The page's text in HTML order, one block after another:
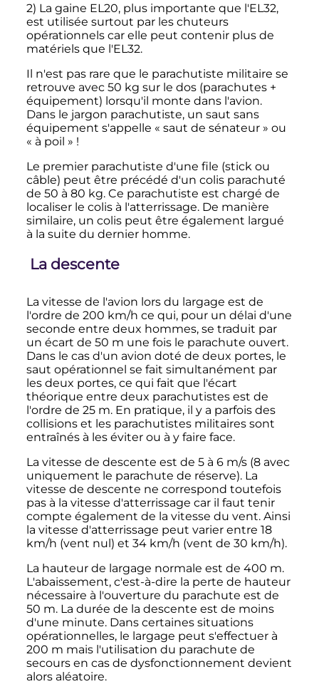
2) La gaine EL20, plus importante que l'EL32,
est utilisée surtout par les chuteurs
opérationnels car elle peut contenir plus de
matériels que l'EL32.
Il n'est pas rare que le parachutiste militaire se
retrouve avec 50 kg sur le dos (parachutes +
équipement) lorsqu'il monte dans l'avion.
Dans le jargon parachutiste, un saut sans
équipement s'appelle « saut de sénateur » ou
« à poil » !
Le premier parachutiste d'une file (stick ou
câble) peut être précédé d'un colis parachuté
de 50 à 80 kg. Ce parachutiste est chargé de
localiser le colis à l'atterrissage. De manière
similaire, un colis peut être également largué
à la suite du dernier homme.
La descente
La vitesse de l'avion lors du largage est de
l'ordre de 200 km/h ce qui, pour un délai d'une
seconde entre deux hommes, se traduit par
un écart de 50 m une fois le parachute ouvert.
Dans le cas d'un avion doté de deux portes, le
saut opérationnel se fait simultanément par
les deux portes, ce qui fait que l'écart
théorique entre deux parachutistes est de
l'ordre de 25 m. En pratique, il y a parfois des
collisions et les parachutistes militaires sont
entraînés à les éviter ou à y faire face.
La vitesse de descente est de 5 à 6 m/s(8 avec
uniquement le parachute de réserve). La
vitesse de descente ne correspond toutefois
pas à la vitesse d'atterrissage car il faut tenir
compte également de la vitesse du vent. Ainsi
la vitesse d'atterrissage peut varier entre 18
km/h (vent nul) et 34 km/h (vent de 30 km/h).
La hauteur de largage normale est de 400 m.
L'abaissement, c'est-à-dire la perte de hauteur
nécessaire à l'ouverture du parachute est de
50 m. La durée de la descente est de moins
d'une minute. Dans certaines situations
opérationnelles, le largage peut s'effectuer à
200 m mais l'utilisation du parachute de
secours en cas de dysfonctionnement devient
alors aléatoire.